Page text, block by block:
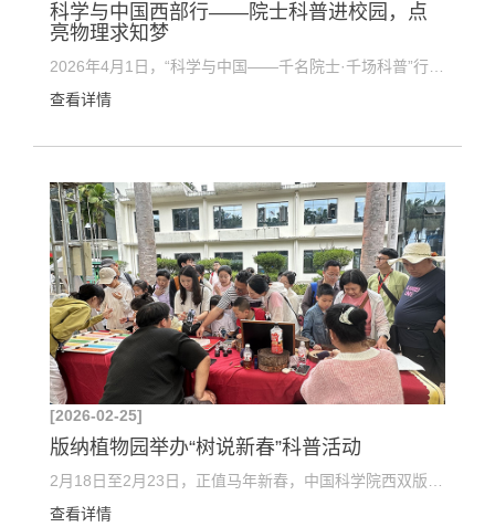
科学与中国西部行——院士科普进校园，点
亮物理求知梦
查看详情
[2026-02-25]
版纳植物园举办“树说新春”科普活动
2月18日至2月23日，正值马年新春，中国科学院西双版纳热带植物园（以下简称“版纳植物园”）环境教育...
查看详情